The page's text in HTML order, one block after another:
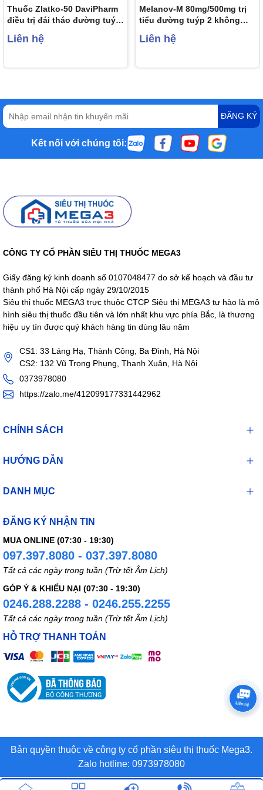
Thuốc Zlatko-50 DaviPharm
điều trị đái tháo đường tuýp
Liên hệ
Melanov-M 80mg/500mg trị
tiểu đường tuýp 2 không
viên)
Liên hệ
ĐĂNG KÝ
Kết nối với chúng tôi:
CÔNG TY CỔ PHẦN SIÊU THỊ THUỐC MEGA3
Giấy đăng ký kinh doanh số 0107048477 do sở kế hoạch và đầu tư
thành phố Hà Nội cấp ngày 29/10/2015
Siêu thị thuốc MEGA3 trực thuộc CTCP Siêu thị MEGA3 tự hào là mô
hình siêu thị thuốc đầu tiên và lớn nhất khu vực phía Bắc, là thương
hiệu uy tín được quý khách hàng tin dùng lâu năm
CS1: 33 Láng Hạ, Thành Công, Ba Đình, Hà Nội
CS2: 132 Vũ Trọng Phụng, Thanh Xuân, Hà Nội
0373978080
https://zalo.me/412099177331442962
CHÍNH SÁCH
HƯỚNG DẪN
DANH MỤC
ĐĂNG KÝ NHẬN TIN
MUA ONLINE (07:30 - 19:30)
097.397.8080 - 037.397.8080
Tất cả các ngày trong tuần (Trừ tết Âm Lịch)
GÓP Ý & KHIẾU NẠI (07:30 - 19:30)
0246.288.2288 - 0246.255.2255
Tất cả các ngày trong tuần (Trừ tết Âm Lịch)
HỖ TRỢ THANH TOÁN
Bản quyền thuộc về công ty cổ phần siêu thị thuốc Mega3.
Zalo hotline: 0973978080